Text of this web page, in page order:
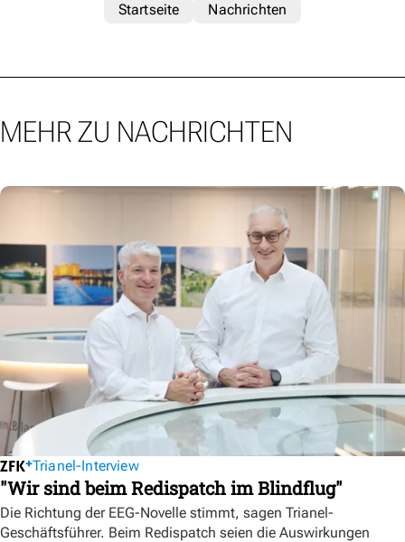
Startseite
Nachrichten
MEHR ZU NACHRICHTEN
Trianel-Interview
"Wir sind beim Redispatch im Blindflug"
Die Richtung der EEG-Novelle stimmt, sagen Trianel-
Geschäftsführer. Beim Redispatch seien die Auswirkungen